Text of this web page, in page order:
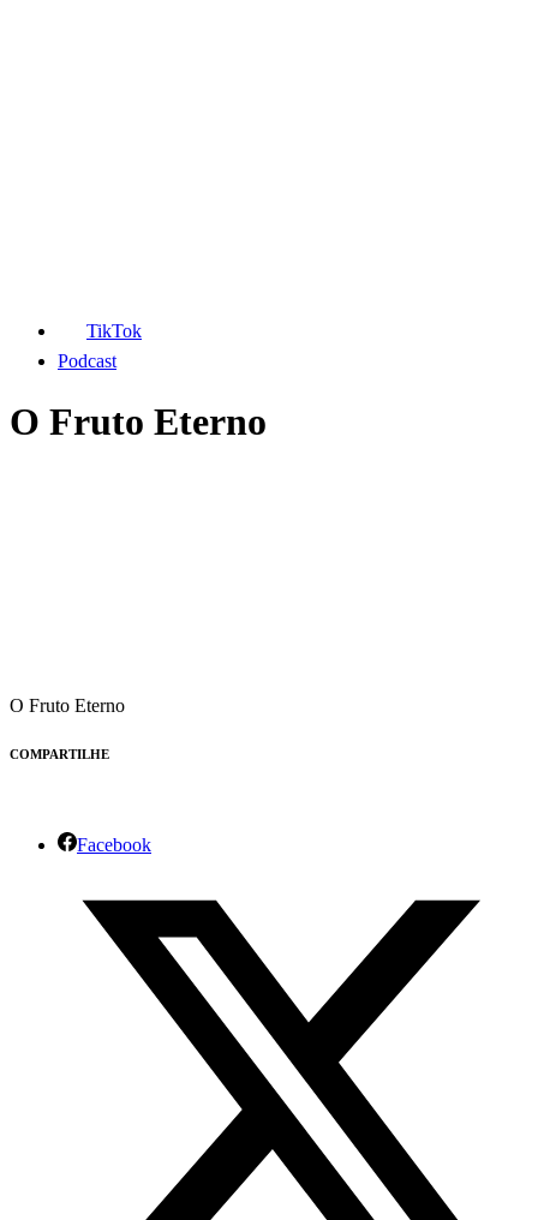
TikTok
Podcast
O Fruto Eterno
O Fruto Eterno
COMPARTILHE
Facebook